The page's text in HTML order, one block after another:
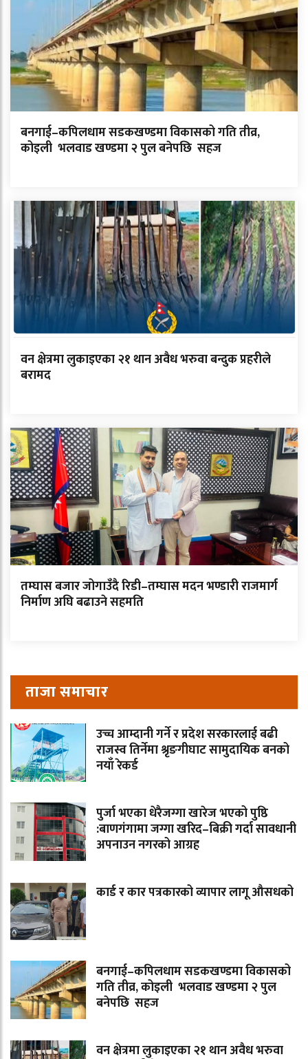
बनगाई–कपिलधाम सडकखण्डमा विकासको गति तीव्र,
कोइली भलवाड खण्डमा २ पुल बनेपछि सहज
वन क्षेत्रमा लुकाइएका २१ थान अवैध भरुवा बन्दुक प्रहरीले
बरामद
तम्घास बजार जोगाउँदै रिडी–तम्घास मदन भण्डारी राजमार्ग
निर्माण अघि बढाउने सहमति
ताजा समाचार
उच्च आम्दानी गर्ने र प्रदेश सरकारलाई बढी
राजस्व तिर्नेमा श्रृङगीघाट सामुदायिक बनको
नयाँ रेकर्ड
पुर्जा भएका धेरैजग्गा खारेज भएको पुष्ठि
:बाणगंगामा जग्गा खरिद–बिक्री गर्दा सावधानी
अपनाउन नगरको आग्रह
कार्ड र कार पत्रकारको व्यापार लागू औसधको
बनगाई–कपिलधाम सडकखण्डमा विकासको
गति तीव्र, कोइली भलवाड खण्डमा २ पुल
बनेपछि सहज
वन क्षेत्रमा लुकाइएका २१ थान अवैध भरुवा